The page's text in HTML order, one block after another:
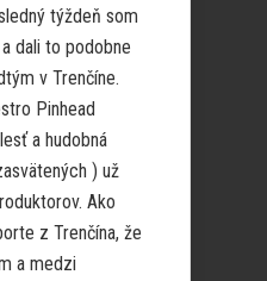
týždeň som
dali to podobne
v Trenčíne.
Pinhead
a hudobná
) už
Ako
z Trenčína, že
a medzi